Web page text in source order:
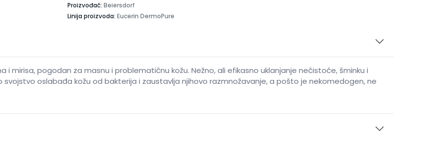
Proizvođač:Beiersdorf
Linija proizvoda:Eucerin DermoPure
mirisa, pogodan za masnu i problematičnu kožu. Nežno, ali efikasno uklanjanje nečistoće, šminku i
svojstvo oslabađa kožu od bakterija i zaustavlja njihovo razmnožavanje, a pošto je nekomedogen, ne